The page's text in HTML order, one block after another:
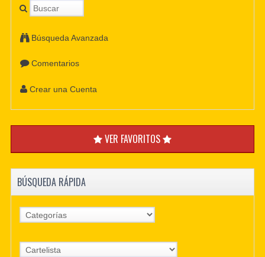
Búsqueda Avanzada
Comentarios
Crear una Cuenta
VER FAVORITOS
BÚSQUEDA RÁPIDA